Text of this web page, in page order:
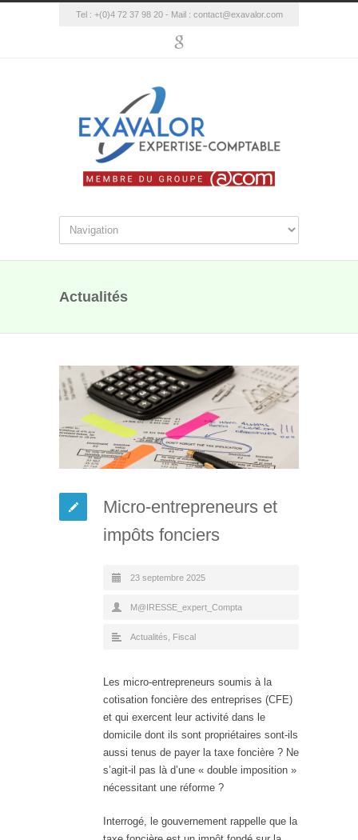
Tel : +(0)4 72 37 98 20 - Mail : contact@exavalor.com
Actualités
Micro-entrepreneurs et
impôts fonciers
23 septembre 2025
M@IRESSE_expert_Compta
Actualités Fiscal
Les micro-entrepreneurs soumis à la
cotisation foncière des entreprises (CFE)
et qui exercent leur activité dans le
domicile dont ils sont propriétaires sont-ils
aussi tenus de payer la taxe foncière ? Ne
s’agit-il pas là d’une « double imposition »
nécessitant une réforme ?
Interrogé, le gouvernement rappelle que la